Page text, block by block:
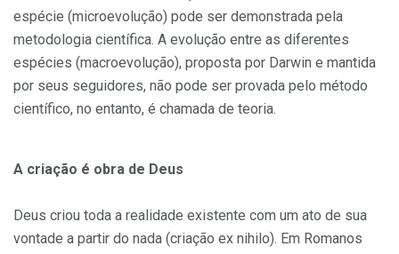
espécie (microevolução) pode ser demonstrada pela
metodologia científica. A evolução entre as diferentes
espécies (macroevolução), proposta por Darwin e mantida
por seus seguidores, não pode ser provada pelo método
científico, no entanto, é chamada de teoria.
A criação é obra de Deus
Deus criou toda a realidade existente com um ato de sua
vontade a partir do nada (criação ex nihilo). Em Romanos